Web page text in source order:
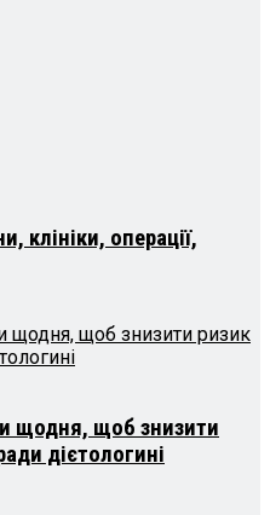
клініки, операції,
щодня, щоб знизити
дієтологині